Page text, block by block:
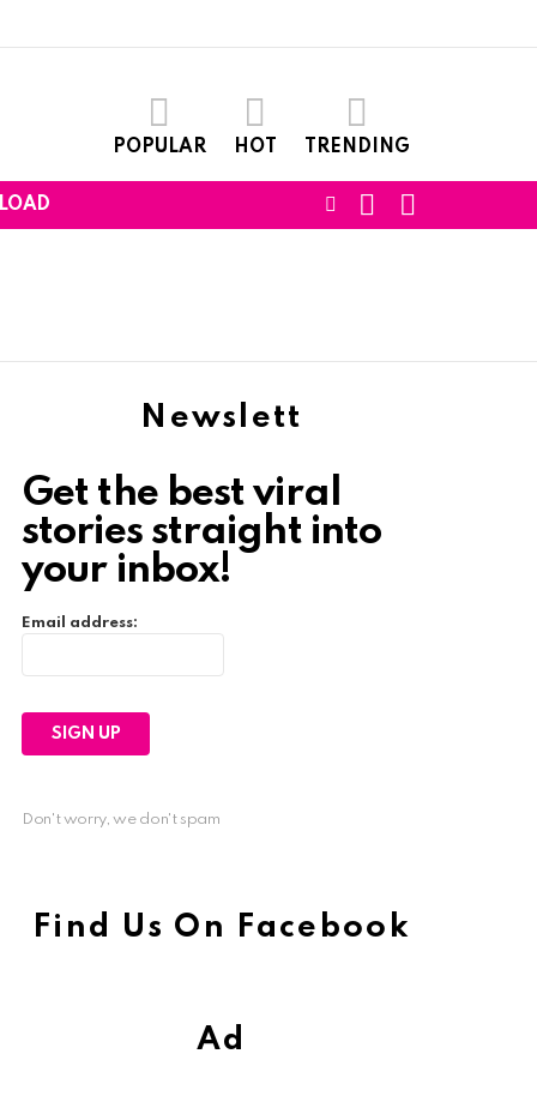
POPULAR HOT TRENDING
FOLLOWSEARCH
Newslett
Get the best viral
stories straight into
your inbox!
Email address:
Don't worry, we don't spam
Find Us On Facebook
Ad